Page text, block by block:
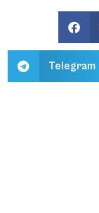
Telegram